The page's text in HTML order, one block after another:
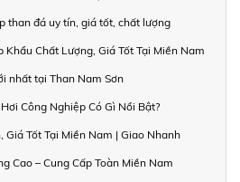
than đá uy tín, giá tốt, chất lượng
Khẩu Chất Lượng, Giá Tốt Tại Miền Nam
nhất tại Than Nam Sơn
Công Nghiệp Có Gì Nổi Bật?
Giá Tốt Tại Miền Nam | Giao Nhanh
Cao – Cung Cấp Toàn Miền Nam